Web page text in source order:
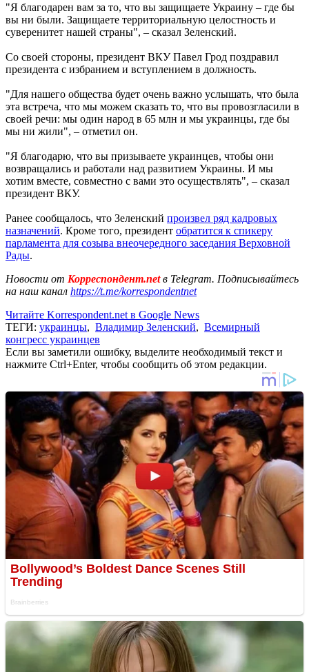
"Я благодарен вам за то, что вы защищаете Украину – где бы
вы ни были. Защищаете территориальную целостность и
суверенитет нашей страны", – сказал Зеленский.
Со своей стороны, президент ВКУ Павел Грод поздравил
президента с избранием и вступлением в должность.
"Для нашего общества будет очень важно услышать, что была
эта встреча, что мы можем сказать то, что вы провозгласили в
своей речи: мы один народ в 65 млн и мы украинцы, где бы
мы ни жили", – отметил он.
"Я благодарю, что вы призываете украинцев, чтобы они
возвращались и работали над развитием Украины. И мы
хотим вместе, совместно с вами это осуществлять", – сказал
президент ВКУ.
Ранее сообщалось, что Зеленский произвел ряд кадровых
назначений. Кроме того, президент обратится к спикеру
парламента для созыва внеочередного заседания Верховной
Рады.
Новости от Корреспондент.netв Telegram. Подписывайтесь
на наш канал https://t.me/korrespondentnet
Читайте Korrespondent.net в Google News
ТЕГИ: украинцы, Владимир Зеленский, Всемирный
конгресс украинцев
Если вы заметили ошибку, выделите необходимый текст и
нажмите Ctrl+Enter, чтобы сообщить об этом редакции.